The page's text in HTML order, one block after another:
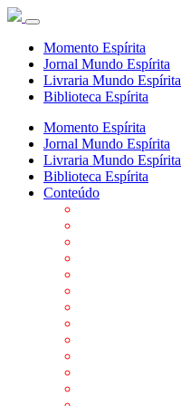
Momento Espírita
Jornal Mundo Espírita
Livraria Mundo Espírita
Biblioteca Espírita
Momento Espírita
Jornal Mundo Espírita
Livraria Mundo Espírita
Biblioteca Espírita
Conteúdo